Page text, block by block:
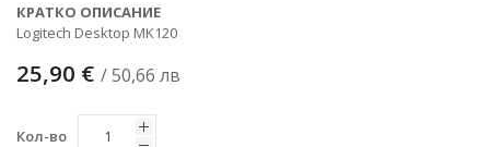
КРАТКО ОПИСАНИЕ
Logitech Desktop MK120
25,90 € / 50,66 лв
Кол-во